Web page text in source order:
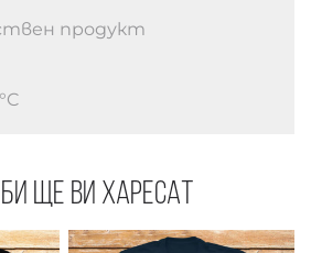
продукт
ще ви харесат